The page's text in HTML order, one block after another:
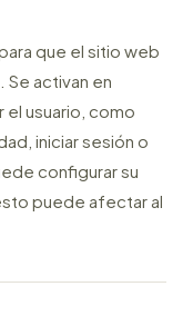
que el sitio web
activan en
el usuario, como
iniciar sesión o
configurar su
puede afectar al